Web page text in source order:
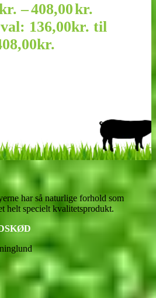
–408,00kr.
136,00kr. til
har så naturlige forhold som
helt specielt kvalitetsprodukt.